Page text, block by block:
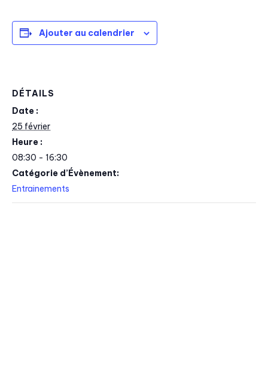
Ajouter au calendrier
DÉTAILS
Date :
25 février
Heure :
08:30 - 16:30
Catégorie d’Évènement:
Entrainements